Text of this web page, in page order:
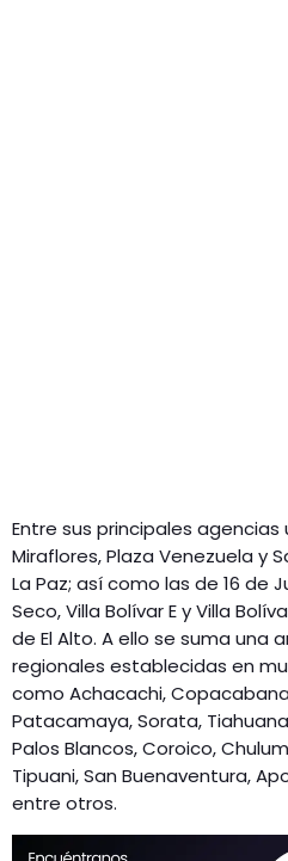
Entre sus principales
Miraflores, Plaza Venezuela y
La Paz; así como las de 16 de
Seco, Villa Bolívar E y Villa
de El Alto. A ello se suma una
regionales establecidas en
como Achacachi,
Patacamaya, Sorata,
Palos Blancos, Coroico,
Tipuani, San Buenaventura,
entre otros.